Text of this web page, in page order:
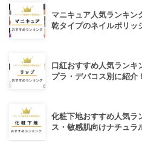
マニキュア人気ランキン
乾タイプのネイルポリッ
口紅おすすめ人気ランキ
プラ・デパコス別に紹介！
化粧下地おすすめ人気ラ
ス・敏感肌向けナチュラ